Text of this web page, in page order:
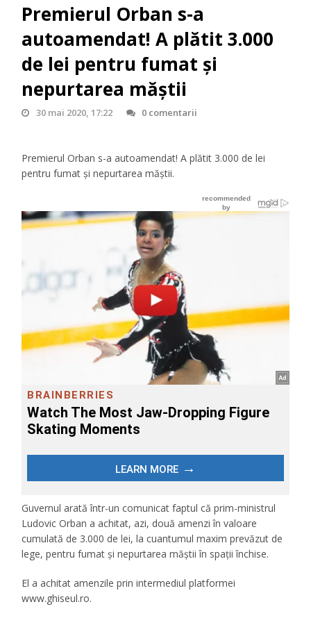
Premierul Orban s-a
autoamendat! A plătit 3.000
de lei pentru fumat şi
nepurtarea măştii
30 mai 2020, 17:22 0 comentarii
Premierul Orban s-a autoamendat! A plătit 3.000 de lei
pentru fumat şi nepurtarea măştii.
Guvernul arată într-un comunicat faptul că prim-ministrul
Ludovic Orban a achitat, azi, două amenzi în valoare
cumulată de 3.000 de lei, la cuantumul maxim prevăzut de
lege, pentru fumat şi nepurtarea măştii în spaţii închise.
El a achitat amenzile prin intermediul platformei
www.ghiseul.ro.